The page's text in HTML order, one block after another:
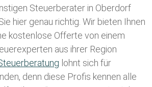
Steuerberater in Oberdorf
hier genau richtig. Wir bieten Ihnen
kostenlose Offerte von einem
aus ihrer Region
lohnt sich für
denn diese Profis kennen alle